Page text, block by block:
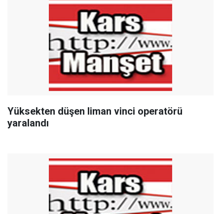
Yüksekten düşen liman vinci operatörü
yaralandı